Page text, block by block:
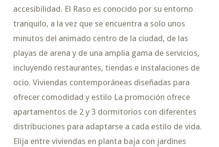
accesibilidad. El Raso es conocido por su entorno
tranquilo, a la vez que se encuentra a solo unos
minutos del animado centro de la ciudad, de las
playas de arena y de una amplia gama de servicios,
incluyendo restaurantes, tiendas e instalaciones de
ocio. Viviendas contemporáneas diseñadas para
ofrecer comodidad y estilo La promoción ofrece
apartamentos de 2 y 3 dormitorios con diferentes
distribuciones para adaptarse a cada estilo de vida.
Elija entre viviendas en planta baja con jardines